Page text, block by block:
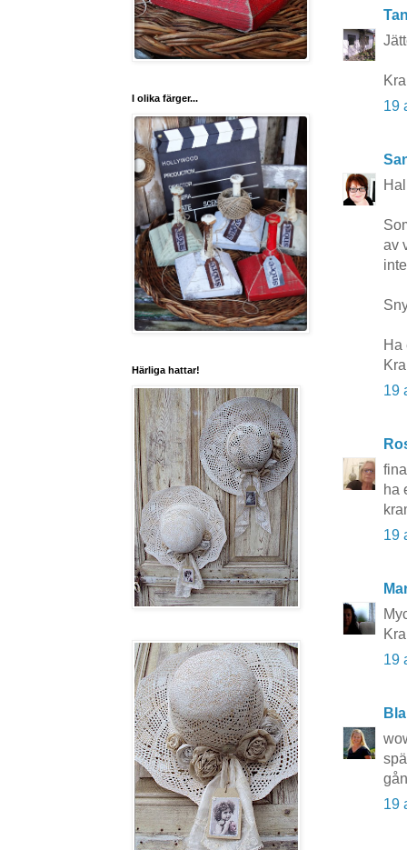
19
av
Ha
19
ha
19
19
19
I olika färger...
Härliga hattar!